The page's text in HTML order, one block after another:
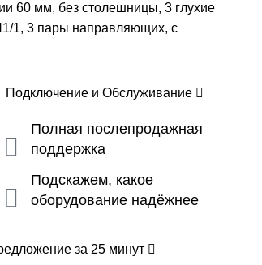
60 мм, без столешницы, 3 глухие
1, 3 пары направляющих, с
Подключение и Обслуживание
Полная послепродажная
поддержка
Подскажем, какое
оборудование надёжнее
за 25 минут